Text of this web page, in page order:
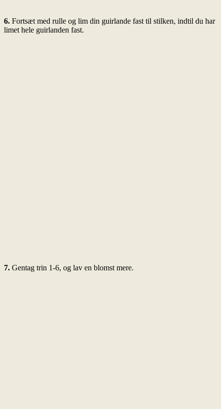
6. Fortsæt med rulle og lim din guirlande fast til stilken, indtil du har
limet hele guirlanden fast.
7. Gentag trin 1-6, og lav en blomst mere.